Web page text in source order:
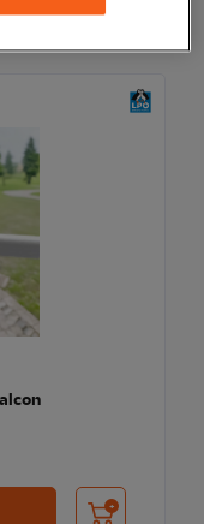
Ajouter au